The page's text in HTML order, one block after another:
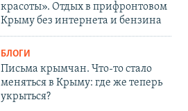
красоты». Отдых в прифронтовом
Крыму без интернета и бензина
БЛОГИ
Письма крымчан. Что-то стало
меняться в Крыму: где же теперь
укрыться?